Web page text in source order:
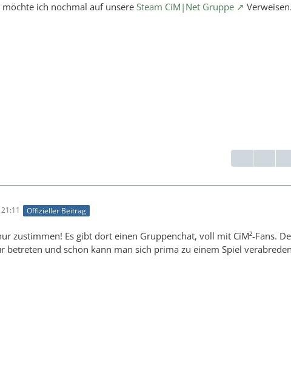
möchte ich nochmal auf unsere Steam CiM|Net Gruppe
Offizieller Beitrag
zustimmen! Es gibt dort einen Gruppenchat, voll mit CiM²-Fans.
betreten und schon kann man sich prima zu einem Spiel